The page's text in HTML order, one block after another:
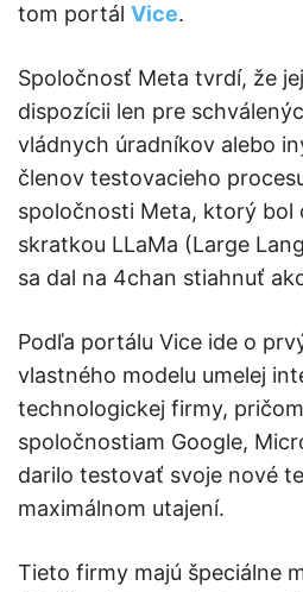
tom portál Vice.
Spoločnosť Meta tvrdí, že
dispozícii len pre
vládnych úradníkov alebo
členov testovacieho
spoločnosti Meta, ktorý bol
skratkou LLaMa (Large
sa dal na 4chan stiahnuť
Podľa portálu Vice ide o
vlastného modelu umelej
technologickej firmy,
spoločnostiam Google,
darilo testovať svoje nové
maximálnom utajení.
Tieto firmy majú špeciálne